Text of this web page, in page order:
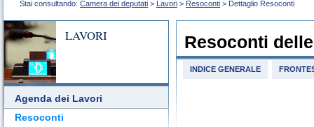
Stai consultando: Camera dei deputati > Lavori > Resoconti > Dettaglio Resoconti
LAVORI
Agenda dei Lavori
Resoconti
Resoconti
INDICE GENERALE